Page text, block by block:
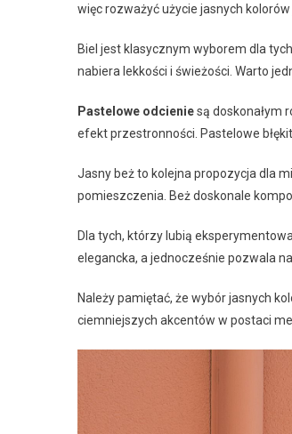
więc rozważyć użycie jasnych
Biel jest klasycznym wyborem dla
nabiera lekkości i świeżości. Warto
Pastelowe odcieniesą doskonałym
efekt przestronności. Pastelowe
Jasny beż to kolejna propozycja dla
pomieszczenia. Beż doskonale
Dla tych, którzy lubią
elegancka, a jednocześnie pozwala
Należy pamiętać, że wybór jasnych
ciemniejszych akcentów w postaci